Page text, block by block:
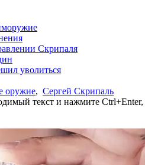
Скрипаля
уволиться
оружие, Сергей Скрипаль
текст и нажмите